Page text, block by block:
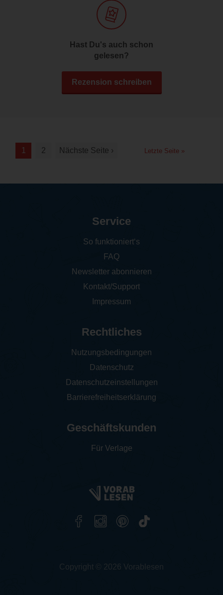
Hast Du's auch schon
gelesen?
Rezension schreiben
1 2 Nächste Seite › Letzte Seite »
Service
So funktioniert‘s
FAQ
Newsletter abonnieren
Kontakt/Support
Impressum
Rechtliches
Nutzungsbedingungen
Datenschutz
Datenschutzeinstellungen
Barrierefreiheitserklärung
Geschäftskunden
Für Verlage
Copyright © 2026 Vorablesen